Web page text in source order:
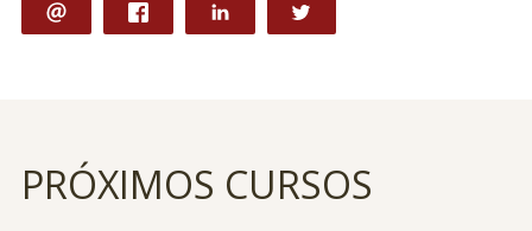
PRÓXIMOS CURSOS